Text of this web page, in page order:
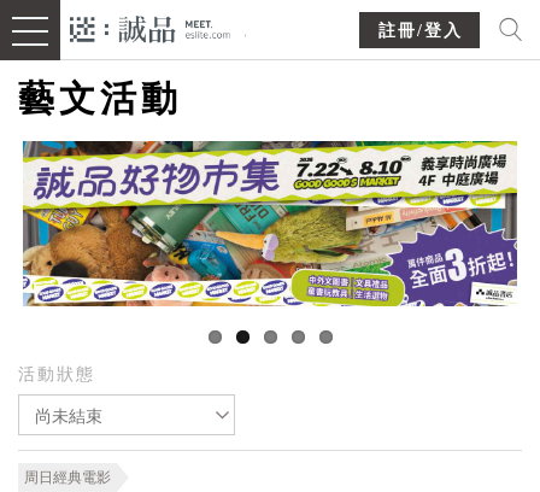
註冊/登入
藝文活動
活動狀態
尚未結束
周日經典電影